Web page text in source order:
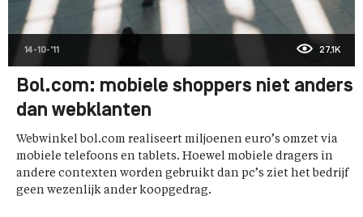
14-10-'11 27,1K
Bol.com: mobiele shoppers niet anders
dan webklanten
Webwinkel bol.com realiseert miljoenen euro’s omzet via
mobiele telefoons en tablets. Hoewel mobiele dragers in
andere contexten worden gebruikt dan pc’s ziet het bedrijf
geen wezenlijk ander koopgedrag.